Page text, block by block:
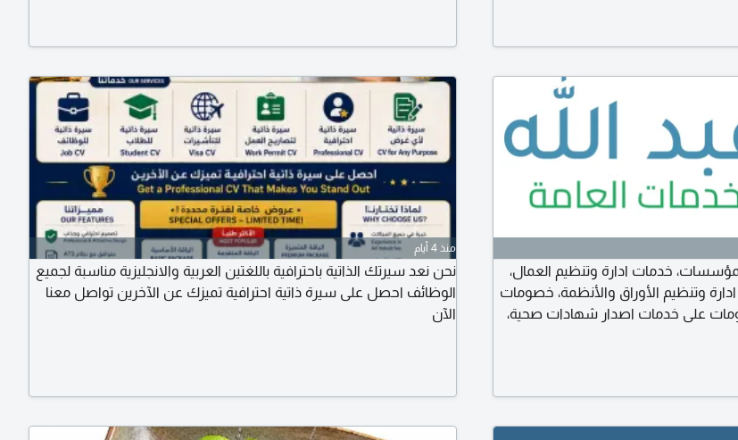
خدمات ادارة وتنظيم العمال،
وتنظيم الأوراق والأنظمة، خصومات
على خدمات اصدار شهادات صحية،
منذ 4 أيام
نحن نعد سيرتك الذاتية باحترافية باللغتين العربية والانجليزية مناسبة لجميع
الوظائف احصل على سيرة ذاتية احترافية تميزك عن الآخرين تواصل معنا
الآن